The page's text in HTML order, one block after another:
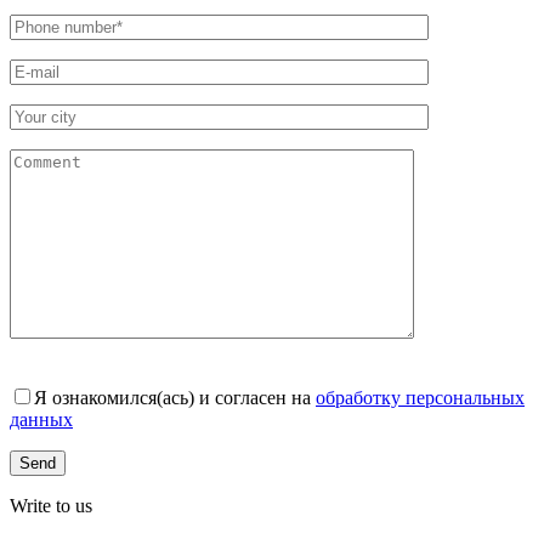
Я ознакомился(ась) и согласен на обработку персональных
данных
Write to us